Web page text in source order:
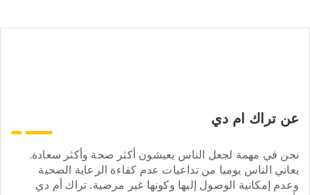
عن تراك ام دي
نحن في مهمة لجعل الناس يعيشون أكثر صحة وأكثر سعادة.
يعاني الناس يوميا من تداعيات عدم كفاءة الرعاية الصحية
وعدم إمكانية الوصول إليها وكونها غير مرضية. تراك أم دي